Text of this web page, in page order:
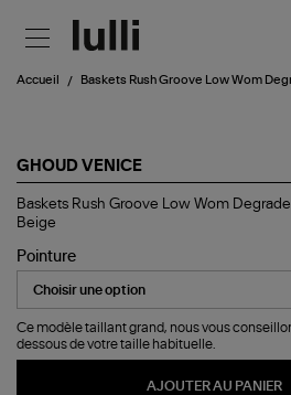
Accueil Baskets Rush Groove Low Wom
GHOUD VENICE
Baskets
Rush
Groove
Low
Wom
Degrade
Beige
Baskets Rush Groove Low Wom Degrade
Beige
Pointure
Ce modèle taillant grand, nous vous
dessous de votre taille habituelle.
AJOUTER AU PANIER